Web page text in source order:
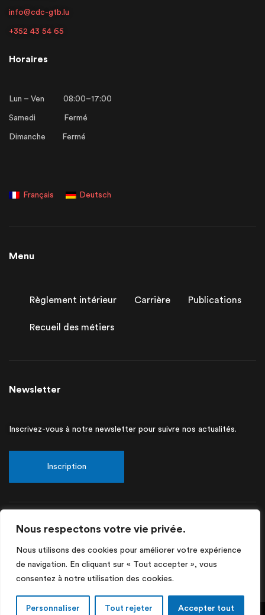
Nous respectons votre vie privée.
Nous utilisons des cookies pour améliorer votre expérience
de navigation. En cliquant sur « Tout accepter », vous
consentez à notre utilisation des cookies.
Personnaliser Tout rejeter Accepter tout
info@cdc-gtb.lu
+352 43 54 65
Horaires
Lun – Ven 08:00–17:00
Samedi Fermé
Dimanche Fermé
Français Deutsch
Menu
Règlement intérieur Carrière Publications
Recueil des métiers
Newsletter
Inscrivez-vous à notre newsletter pour suivre nos actualités.
Inscription
CDC© 2025 Tous droits réservés
Conditions générales de vente.Politique de confidentialité.
Mentions légales.